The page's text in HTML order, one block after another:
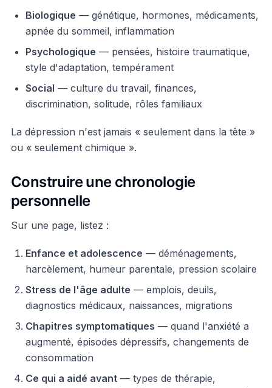
Biologique — génétique, hormones, médicaments,
apnée du sommeil, inflammation
Psychologique — pensées, histoire traumatique,
style d'adaptation, tempérament
Social — culture du travail, finances,
discrimination, solitude, rôles familiaux
La dépression n'est jamais « seulement dans la tête »
ou « seulement chimique ».
Construire une chronologie
personnelle
Sur une page, listez :
Enfance et adolescence — déménagements,
harcèlement, humeur parentale, pression scolaire
Stress de l'âge adulte — emplois, deuils,
diagnostics médicaux, naissances, migrations
Chapitres symptomatiques — quand l'anxiété a
augmenté, épisodes dépressifs, changements de
consommation
Ce qui a aidé avant— types de thérapie,